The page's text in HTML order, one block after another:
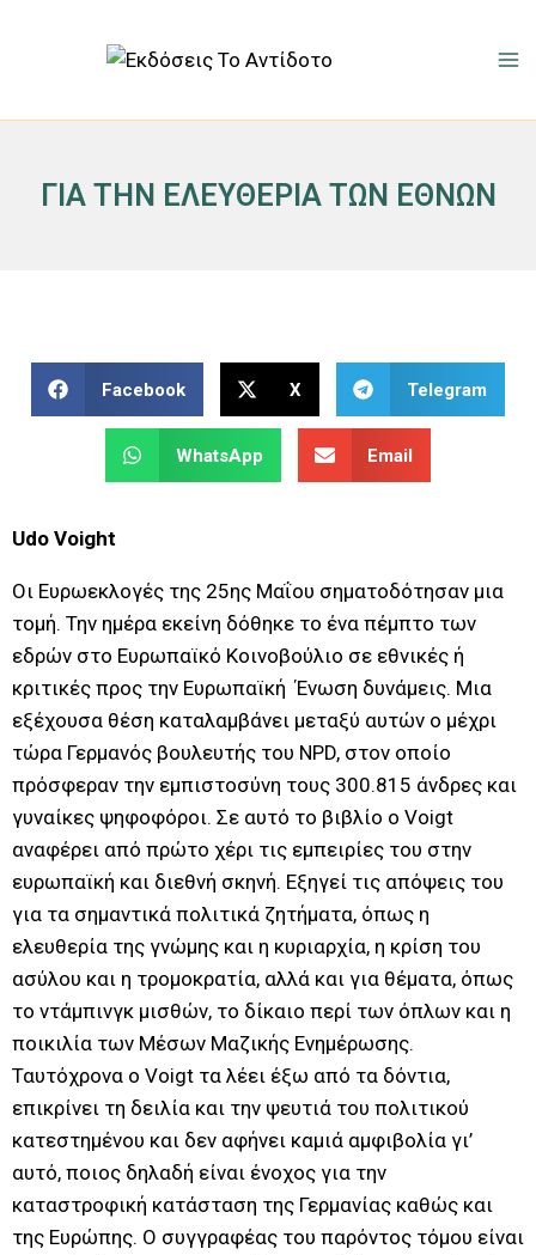
ΓΙΑ ΤΗΝ ΕΛΕΥΘΕΡΙΑ ΤΩΝ ΕΘΝΩΝ
Facebook X Telegram
WhatsApp Email
Udo Voight
Oι Ευρωεκλογές της 25ης Μαΐου σηματοδότησαν μια
τομή. Την ημέρα εκείνη δόθηκε το ένα πέμπτο των
εδρών στο Ευρωπαϊκό Κοινοβούλιο σε εθνικές ή
κριτικές προς την Ευρωπαϊκή Ένωση δυνάμεις. Μια
εξέχουσα θέση καταλαμβάνει μεταξύ αυτών ο μέχρι
τώρα Γερμανός βουλευτής του NPD, στον οποίο
πρόσφεραν την εμπιστοσύνη τους 300.815 άνδρες και
γυναίκες ψηφοφόροι. Σε αυτό το βιβλίο ο Voigt
αναφέρει από πρώτο χέρι τις εμπειρίες του στην
ευρωπαϊκή και διεθνή σκηνή. Εξηγεί τις απόψεις του
για τα σημαντικά πολιτικά ζητήματα, όπως η
ελευθερία της γνώμης και η κυριαρχία, η κρίση του
ασύλου και η τρομοκρατία, αλλά και για θέματα, όπως
το ντάμπινγκ μισθών, το δίκαιο περί των όπλων και η
ποικιλία των Μέσων Μαζικής Ενημέρωσης.
Ταυτόχρονα ο Voigt τα λέει έξω από τα δόντια,
επικρίνει τη δειλία και την ψευτιά του πολιτικού
κατεστημένου και δεν αφήνει καμιά αμφιβολία γι’
αυτό, ποιος δηλαδή είναι ένοχος για την
καταστροφική κατάσταση της Γερμανίας καθώς και
της Ευρώπης. Ο συγγραφέας του παρόντος τόμου είναι